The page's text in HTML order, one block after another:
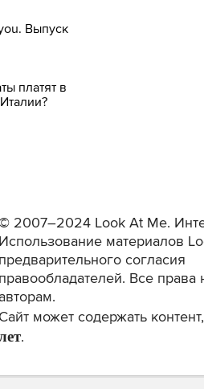
Выпуск
платят в
2007–2024 Look At Me.
Использование материалов
предварительного согласия
правообладателей. Все права
авторам.
Сайт может содержать
.